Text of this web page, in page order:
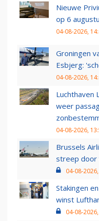
Nieuwe
op 6
04-08-2026,
Groningen
Esbjerg:
04-08-2026,
Luchthaven
weer
04-08-2026,
Brussels
streep door
04-08-
Stakingen
winst
04-08-